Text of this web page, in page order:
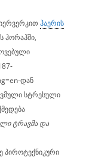
ჰაერის
ჰორაჰში,
დან
სტრესული
ტრავმა და
პიროტექნიკური